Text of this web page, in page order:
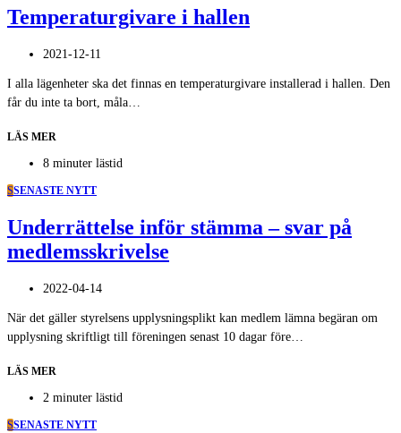
Temperaturgivare i hallen
2021-12-11
I alla lägenheter ska det finnas en temperaturgivare installerad i hallen. Den
får du inte ta bort, måla…
LÄS MER
8 minuter lästid
SSENASTE NYTT
Underrättelse inför stämma – svar på
medlemsskrivelse
2022-04-14
När det gäller styrelsens upplysningsplikt kan medlem lämna begäran om
upplysning skriftligt till föreningen senast 10 dagar före…
LÄS MER
2 minuter lästid
SSENASTE NYTT